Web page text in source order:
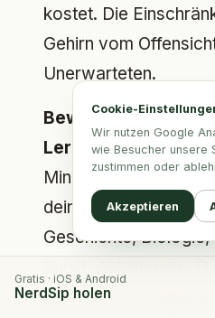
Gratis · iOS & Android
NerdSip holen
Cookie-
Wir nutzen Google
wie Besucher unsere
zustimmen oder
Akzeptieren
kostet. Die
Gehirn vom
Unerwarteten.
Bewusstes
Lernen. Verbringe
Minuten damit, etwas
deiner Arbeit
Geschichte,
Kunst, Astronomie.
keine Zeit. Du legst